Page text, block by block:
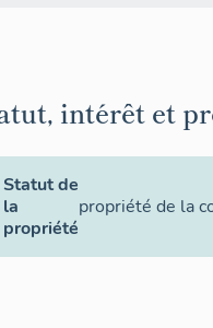
intérêt et
Statut de
la
propriété
propriété de la